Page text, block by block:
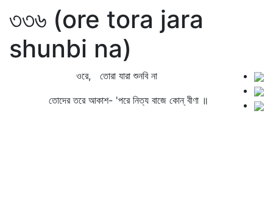
৩৩৬ (ore tora jara
shunbi na)
ওরে, তোরা যারা শুনবি না
তোদের তরে আকাশ- 'পরে নিত্য বাজে কোন্‌ বীণা ॥